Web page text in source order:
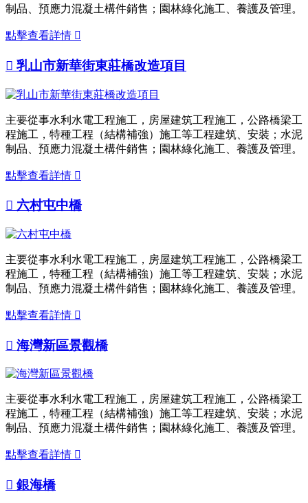
制品、預應力混凝土構件銷售；園林綠化施工、養護及管理。
點擊查看詳情 
 乳山市新華街東莊橋改造項目
主要從事水利水電工程施工，房屋建筑工程施工，公路橋梁工
程施工，特種工程（結構補強）施工等工程建筑、安裝；水泥
制品、預應力混凝土構件銷售；園林綠化施工、養護及管理。
點擊查看詳情 
 六村屯中橋
主要從事水利水電工程施工，房屋建筑工程施工，公路橋梁工
程施工，特種工程（結構補強）施工等工程建筑、安裝；水泥
制品、預應力混凝土構件銷售；園林綠化施工、養護及管理。
點擊查看詳情 
 海灣新區景觀橋
主要從事水利水電工程施工，房屋建筑工程施工，公路橋梁工
程施工，特種工程（結構補強）施工等工程建筑、安裝；水泥
制品、預應力混凝土構件銷售；園林綠化施工、養護及管理。
點擊查看詳情 
 銀海橋